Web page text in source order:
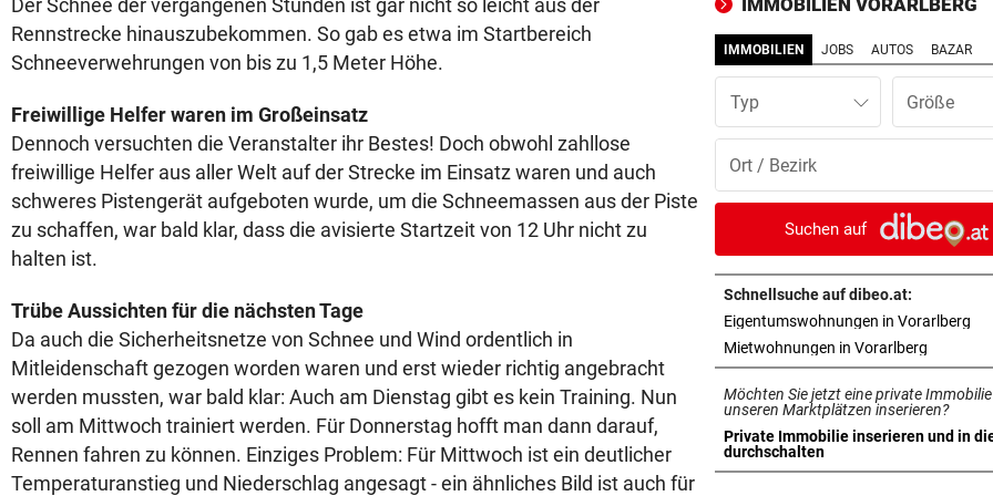
Der Schnee der vergangenen Stunden ist gar nicht so leicht aus der
Rennstrecke hinauszubekommen. So gab es etwa im Startbereich
Schneeverwehrungen von bis zu 1,5 Meter Höhe.
Freiwillige Helfer waren im Großeinsatz
Dennoch versuchten die Veranstalter ihr Bestes! Doch obwohl zahllose
freiwillige Helfer aus aller Welt auf der Strecke im Einsatz waren und auch
schweres Pistengerät aufgeboten wurde, um die Schneemassen aus der Piste
zu schaffen, war bald klar, dass die avisierte Startzeit von 12 Uhr nicht zu
halten ist.
Trübe Aussichten für die nächsten Tage
Da auch die Sicherheitsnetze von Schnee und Wind ordentlich in
Mitleidenschaft gezogen worden waren und erst wieder richtig angebracht
werden mussten, war bald klar: Auch am Dienstag gibt es kein Training. Nun
soll am Mittwoch trainiert werden. Für Donnerstag hofft man dann darauf,
Rennen fahren zu können. Einziges Problem: Für Mittwoch ist ein deutlicher
Temperaturanstieg und Niederschlag angesagt - ein ähnliches Bild ist auch für
Youngster mit Sensation
POLIZEI SUCHT ZEUGEN vor
Integrationsbüro
beschmiert
PERSONALMANGEL vor
Vorarlbergs Polizei braucht
Hilfe von außen
Nervenstarker Schwärzler
ins Halbfinale ein
ZERÜTTETE FAMILIE vor
Stiefvater wegen Gewalt an
Ziehtochter vor Gericht
BREGENZER FESTSPIELE vor
IMMOBILIEN VORARLBERG
IMMOBILIEN JOBS AUTOS BAZAR
Typ
Suchen auf
Schnellsuche auf dibeo.at:
Eigentumswohnungen in Vorarlberg
Mietwohnungen in Vorarlberg
Möchten Sie jetzt eine private
unseren Marktplätzen inserieren?
Private Immobilie inserieren und in
durchschalten
in neuem Tab öffnen